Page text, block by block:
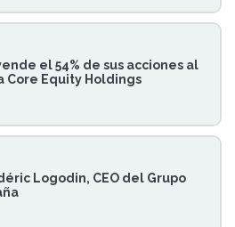
el 54% de sus acciones al
Core Equity Holdings
Logodin, CEO del Grupo